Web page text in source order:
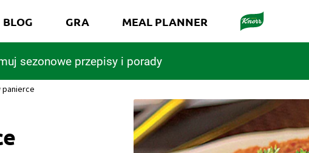
sezonowe przepisy i porady
BLOG GRA MEAL PLANNER
panierce